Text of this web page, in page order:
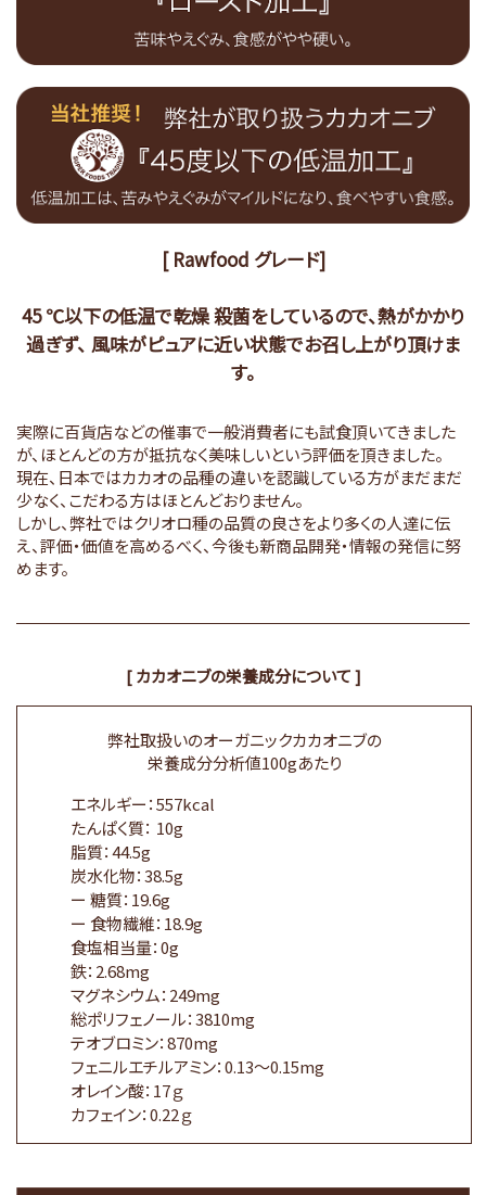
[ Rawfood グレード]
45 ℃以下の低温で乾燥 殺菌をしているので、熱がかかり
過ぎず、 風味がピュアに近い状態でお召し上がり頂けま
す。
実際に百貨店などの催事で一般消費者にも試食頂いてきました
が、ほとんどの方が抵抗なく美味しいという評価を頂きました。
現在、日本ではカカオの品種の違いを認識している方がまだまだ
少なく、こだわる方はほとんどおりません。
しかし、弊社ではクリオロ種の品質の良さをより多くの人達に伝
え、評価・価値を高めるべく、今後も新商品開発・情報の発信に努
めます。
[ カカオニブの栄養成分について ]
弊社取扱いのオーガニックカカオニブの
栄養成分分析値100gあたり
エネルギー：557kcal
たんぱく質： 10g
脂質：44.5g
炭水化物：38.5g
ー 糖質：19.6g
ー 食物繊維：18.9g
食塩相当量：0g
鉄：2.68mg
マグネシウム：249mg
総ポリフェノール：3810mg
テオブロミン：870mg
フェニルエチルアミン：0.13〜0.15mg
オレイン酸：17ｇ
カフェイン：0.22ｇ